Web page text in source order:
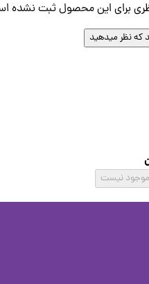
برای این محصول ثبت نشده است.
میدهید
نیست